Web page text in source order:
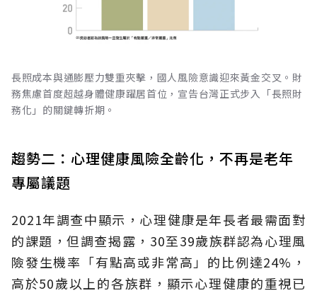
長照成本與通膨壓力雙重夾擊，國人風險意識迎來黃金交叉。財
務焦慮首度超越身體健康躍居首位，宣告台灣正式步入「長照財
務化」的關鍵轉折期。
趨勢二：心理健康風險全齡化，不再是老年
專屬議題
2021年調查中顯示，心理健康是年長者最需面對
的課題，但調查揭露，30至39歲族群認為心理風
險發生機率「有點高或非常高」的比例達24%，
高於50歲以上的各族群，顯示心理健康的重視已